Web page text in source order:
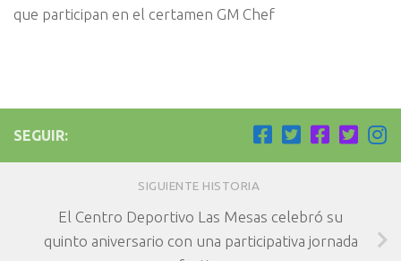
que participan en el certamen GM Chef
SEGUIR:
SIGUIENTE HISTORIA
El Centro Deportivo Las Mesas celebró su
quinto aniversario con una participativa jornada